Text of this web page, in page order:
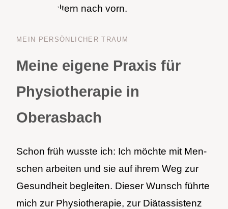
MEIN PER­SÖN­LI­CHER TRAUM
Meine eigene Praxis für
Physiotherapie in
Oberasbach
Schon früh wuss­te ich: Ich möch­te mit Men­
schen arbei­ten und sie auf ihrem Weg zur
Gesund­heit beglei­ten. Die­ser Wunsch führ­te
mich zur Phy­sio­the­ra­pie, zur Diät­as­sis­tenz